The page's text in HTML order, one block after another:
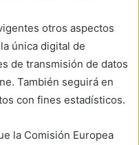
otros aspectos
única digital de
de transmisión de datos
También seguirá en
con fines estadísticos.
la Comisión Europea